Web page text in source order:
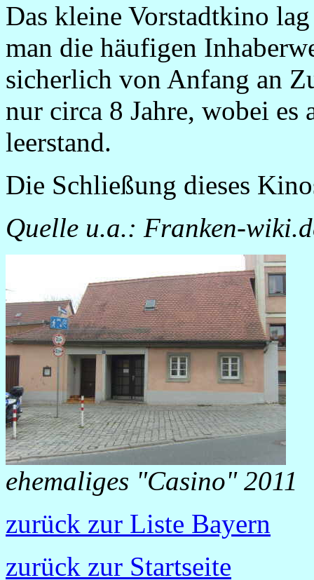
Das kleine Vorstadtkino
man die häufigen
sicherlich von Anfang an
nur circa 8 Jahre, wobei
leerstand.
Die Schließung dieses
Quelle u.a.: Franken-
ehemaliges "Casino" 2011
zurück zur Liste Bayern
zurück zur Startseite